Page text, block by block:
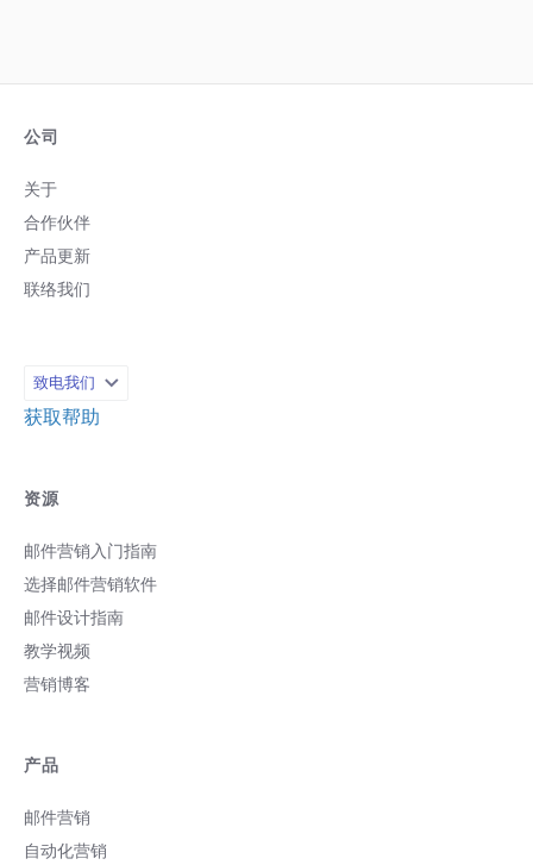
公司
关于
合作伙伴
产品更新
联络我们
致电我们
获取帮助
资源
邮件营销入门指南
选择邮件营销软件
邮件设计指南
教学视频
营销博客
产品
邮件营销
自动化营销